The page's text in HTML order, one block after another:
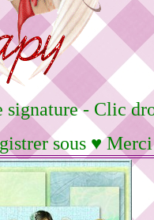
signature - Clic
sous ♥ Merci